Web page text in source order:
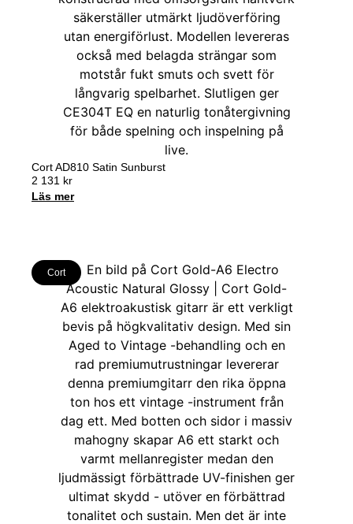
Cort AD810 Satin Sunburst
2 131 kr
Läs mer
Cort